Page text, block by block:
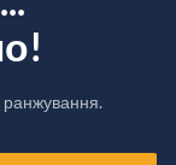
ранжування.